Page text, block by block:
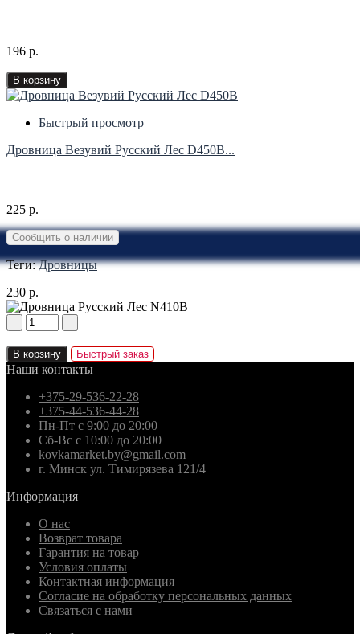
196 р.
В корзину
Быстрый просмотр
Дровница Везувий Русский Лес D450В...
225 р.
Сообщить о наличии
Теги:Дровницы
230 р.
В корзину Быстрый заказ
Наши контакты
+375-29-536-22-28
+375-44-536-44-28
Пн-Пт с 9:00 до 20:00
Сб-Вс с 10:00 до 20:00
kovkamarket.by@gmail.com
г. Минск ул. Тимирязева 121/4
Информация
О нас
Возврат товара
Гарантия на товар
Условия оплаты
Контактная информация
Согласие на обработку персональных данных
Связаться с нами